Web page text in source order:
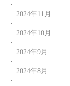
2024年11月
2024年10月
2024年9月
2024年8月